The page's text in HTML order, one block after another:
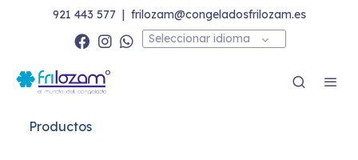
921 443 577 | frilozam@congeladosfrilozam.es
Seleccionar idioma
Productos